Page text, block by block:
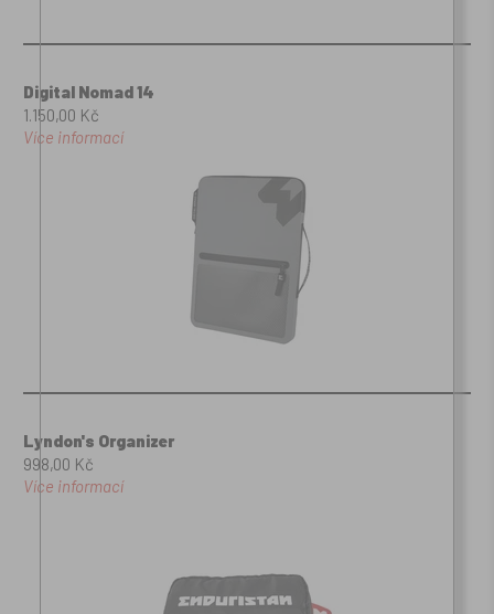
Digital Nomad 14
1.150,00 Kč
Více informací
Lyndon's Organizer
998,00 Kč
Více informací